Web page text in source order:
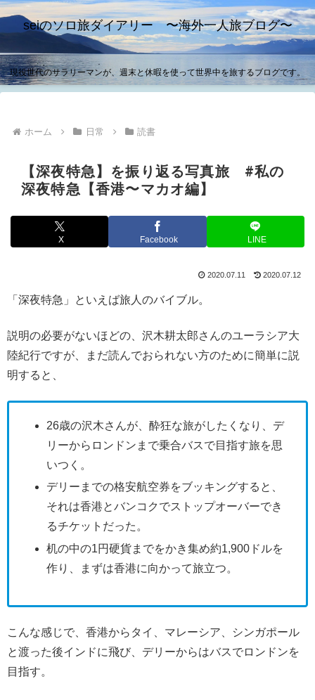
seiのソロ旅ダイアリー 〜海外一人旅ブログ〜
現役世代のサラリーマンが、週末と休暇を使って世界中を旅するブログです。
ホーム 日常 読書
【深夜特急】を振り返る写真旅 #私の
深夜特急【香港〜マカオ編】
X Facebook LINE
2020.07.11 2020.07.12
「深夜特急」といえば旅人のバイブル。
説明の必要がないほどの、沢木耕太郎さんのユーラシア大
陸紀行ですが、まだ読んでおられない方のために簡単に説
明すると、
26歳の沢木さんが、酔狂な旅がしたくなり、デ
リーからロンドンまで乗合バスで目指す旅を思
いつく。
デリーまでの格安航空券をブッキングすると、
それは香港とバンコクでストップオーバーでき
るチケットだった。
机の中の1円硬貨までをかき集め約1,900ドルを
作り、まずは香港に向かって旅立つ。
こんな感じで、香港からタイ、マレーシア、シンガポール
と渡った後インドに飛び、デリーからはバスでロンドンを
目指す。